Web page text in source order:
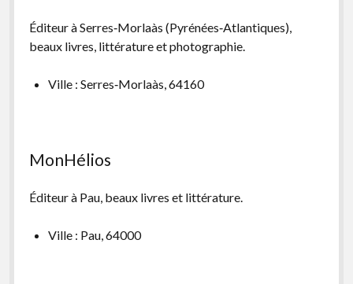
Éditeur à Serres‑Morlaàs (Pyrénées‑Atlantiques),
beaux livres, littérature et photographie.
Ville : Serres‑Morlaàs, 64160
MonHélios
Éditeur à Pau, beaux livres et littérature.
Ville : Pau, 64000